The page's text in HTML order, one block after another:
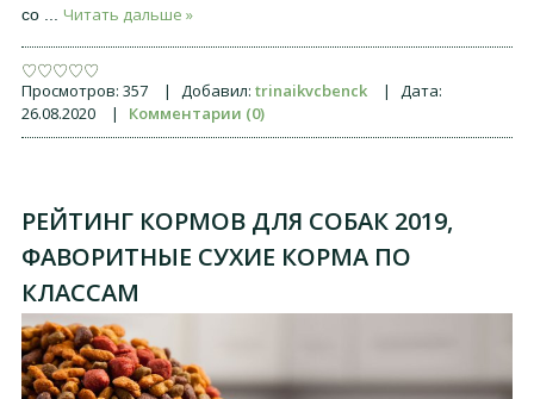
со
Читать дальше »
Просмотров: 357 | Добавил: trinaikvcbenck |
Дата:
26.08.2020
| Комментарии (0)
РЕЙТИНГ КОРМОВ ДЛЯ СОБАК 2019,
ФАВОРИТНЫЕ СУХИЕ КОРМА ПО
КЛАССАМ